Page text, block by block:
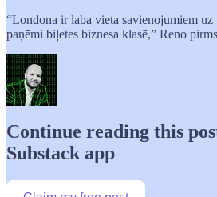
“Londona ir laba vieta savienojumiem
paņēmi biļetes biznesa klasē,” Reno
Continue reading this
Substack app